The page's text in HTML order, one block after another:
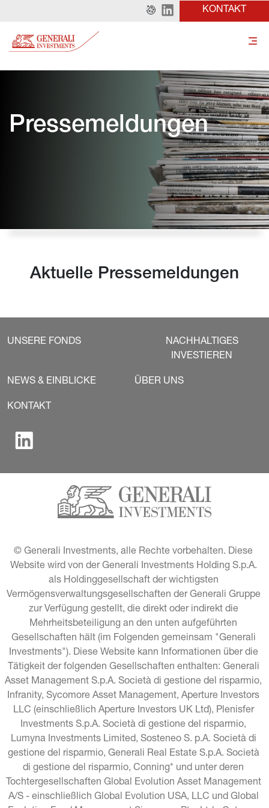
KONTAKT
Pressemeldungen
Aktuelle Pressemeldungen
UNSERE FONDS
NACHHALTIGES
INVESTIEREN
NEWS & EINBLICKE ÜBER UNS
KONTAKT
© Generali Investments, alle Rechte vorbehalten. Diese
Website wird von der Generali Investments Holding S.p.A.
als Holdinggesellschaft der wichtigsten
Vermögensverwaltungsgesellschaften der Generali Gruppe
zur Verfügung gestellt, die direkt oder indirekt die
Mehrheitsbeteiligung an den unten aufgeführten
Gesellschaften hält (im Folgenden gemeinsam "Generali
Investments"). Diese Website kann Informationen über die
Tätigkeit der folgenden Gesellschaften enthalten: Generali
Asset Management S.p.A. Società di gestione del risparmio,
Infranity, Sycomore Asset Management, Aperture Investors
LLC (einschließlich Aperture Investors UK Ltd), Plenisfer
Investments S.p.A. Società di gestione del risparmio,
Lumyna Investments Limited, Sosteneo S. p.A. Società di
gestione del risparmio, Generali Real Estate S.p.A. Società
di gestione del risparmio, Conning* und unter deren
Tochtergesellschaften Global Evolution Asset Management
A/S - einschließlich Global Evolution USA, LLC und Global